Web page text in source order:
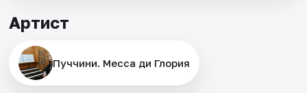
Артист
Пуччини. Месса ди Глория